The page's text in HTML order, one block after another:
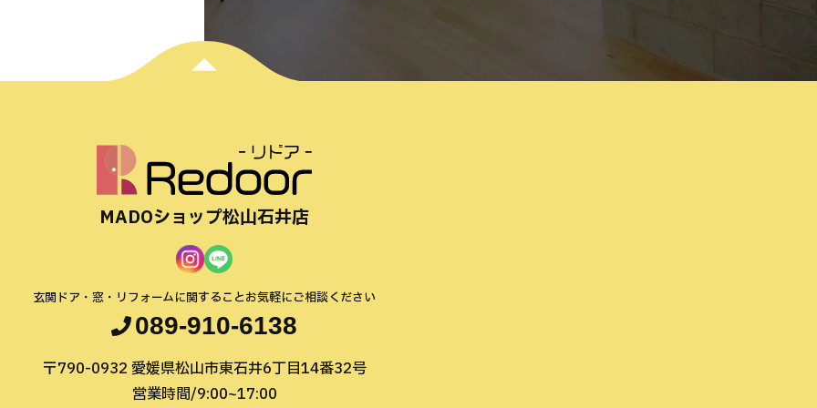
MADOショップ松山石井店
玄関ドア・窓・リフォームに関することお気軽にご相談ください
089-910-6138
〒790-0932 愛媛県松山市東石井6丁目14番32号
営業時間/9:00~17:00